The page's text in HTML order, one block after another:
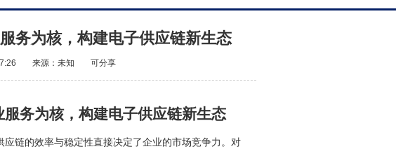
务为核，构建电子供应链新生态
来源：未知 可分享
务为核，构建电子供应链新生态
链的效率与稳定性直接决定了企业的市场竞争力。对